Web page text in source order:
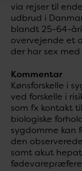
via rejser til
udbrud i
blandt 25-64-
overvejende et
der har sex
Kommentar
Kønsforskelle i
ved forskelle i
som fx kontakt
biologiske
sygdomme kan
den
samt akut